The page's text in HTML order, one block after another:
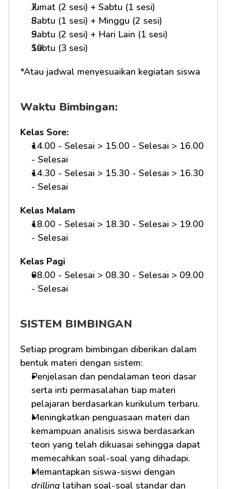
Jumat (2 sesi) + Sabtu (1 sesi)
Sabtu (1 sesi) + Minggu (2 sesi)
Sabtu (2 sesi) + Hari Lain (1 sesi)
Sabtu (3 sesi)
*Atau jadwal menyesuaikan kegiatan siswa
Waktu Bimbingan:
Kelas Sore:
14.00 - Selesai > 15.00 - Selesai > 16.00
- Selesai
14.30 - Selesai > 15.30 - Selesai > 16.30
- Selesai
Kelas Malam
18.00 - Selesai > 18.30 - Selesai > 19.00
- Selesai
Kelas Pagi
08.00 - Selesai > 08.30 - Selesai > 09.00
- Selesai
SISTEM BIMBINGAN
Setiap program bimbingan diberikan dalam
bentuk materi dengan sistem:
Penjelasan dan pendalaman teori dasar
serta inti permasalahan tiap materi
pelajaran berdasarkan kurikulum terbaru.
Meningkatkan penguasaan materi dan
kemampuan analisis siswa berdasarkan
teori yang telah dikuasai sehingga dapat
memecahkan soal-soal yang dihadapi.
drilling latihan soal-soal standar dan